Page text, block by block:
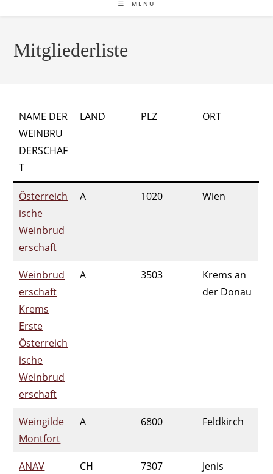
MENÜ
Mitgliederliste
NAME DER
WEINBRU
DERSCHAF
T
LAND PLZ ORT
Österreich
ische
Weinbrud
erschaft
A 1020 Wien
Weinbrud
erschaft
Krems
Erste
Österreich
ische
Weinbrud
erschaft
A 3503
Krems an
der Donau
Weingilde
Montfort
A 6800 Feldkirch
ANAV
CH 7307 Jenis